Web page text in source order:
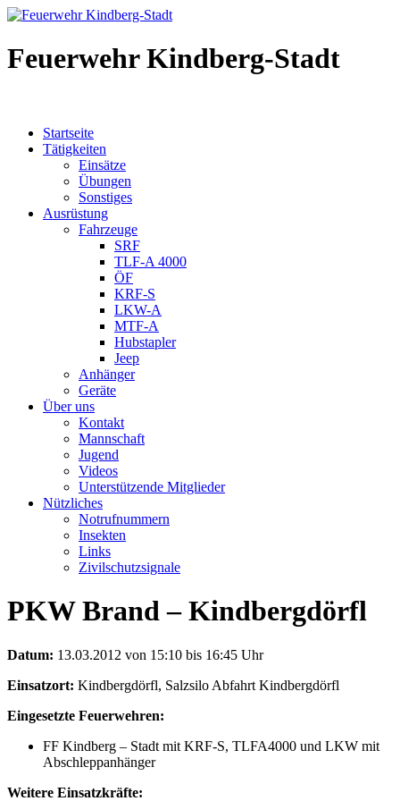
Feuerwehr Kindberg-Stadt
Startseite
Tätigkeiten
Einsätze
Übungen
Sonstiges
Ausrüstung
Fahrzeuge
SRF
TLF-A 4000
ÖF
KRF-S
LKW-A
MTF-A
Hubstapler
Jeep
Anhänger
Geräte
Über uns
Kontakt
Mannschaft
Jugend
Videos
Unterstützende Mitglieder
Nützliches
Notrufnummern
Insekten
Links
Zivilschutzsignale
PKW Brand – Kindbergdörfl
Datum: 13.03.2012 von 15:10 bis 16:45 Uhr
Einsatzort: Kindbergdörfl, Salzsilo Abfahrt Kindbergdörfl
Eingesetzte Feuerwehren:
FF Kindberg – Stadt mit KRF-S, TLFA4000 und LKW mit
Abschleppanhänger
Weitere Einsatzkräfte: